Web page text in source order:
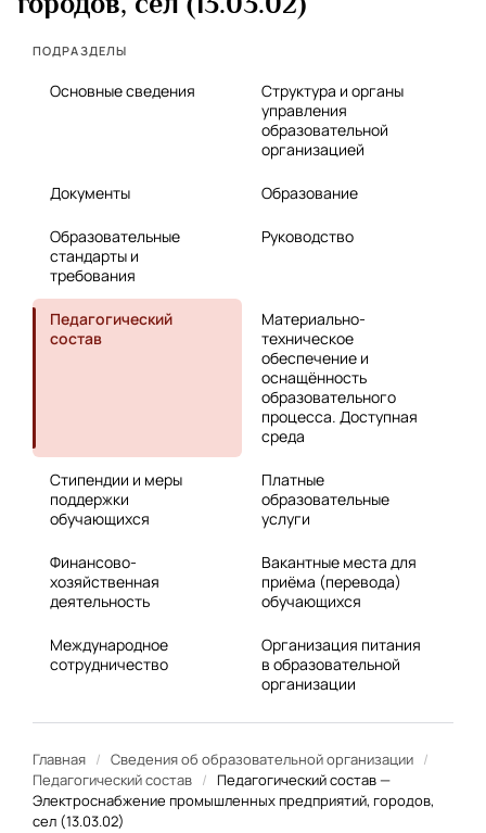
ПОДРАЗДЕЛЫ
Основные сведения
Структура и органы
управления
образовательной
организацией
Документы Образование
Образовательные
стандарты и
требования
Руководство
Педагогический
состав
Материально-
техническое
обеспечение и
оснащённость
образовательного
процесса. Доступная
среда
Стипендии и меры
поддержки
обучающихся
Платные
образовательные
услуги
Финансово-
хозяйственная
деятельность
Вакантные места для
приёма (перевода)
обучающихся
Международное
сотрудничество
Организация питания
в образовательной
организации
Главная / Сведения об образовательной организации /
Педагогический состав / Педагогический состав —
Электроснабжение промышленных предприятий, городов,
сел (13.03.02)